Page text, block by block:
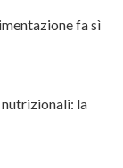
fa sì
la